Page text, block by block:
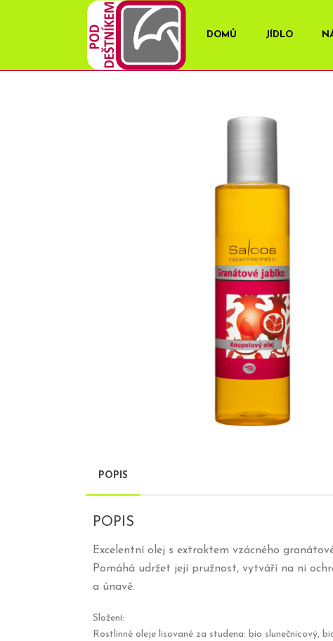
DOMŮ JÍDLO
POPIS
POPIS
Excelentní olej s extraktem vzácného
Pomáhá udržet její pružnost, vytváří na ní
a únavě.
Složení:
Rostlinné oleje lisované za studena: bio slunečnicový,